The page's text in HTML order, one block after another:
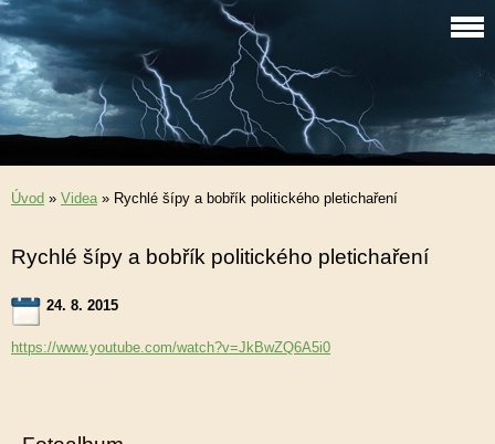
Úvod » Videa» Rychlé šípy a bobřík politického pletichaření
Rychlé šípy a bobřík politického pletichaření
24. 8. 2015
https://www.youtube.com/watch?v=JkBwZQ6A5i0